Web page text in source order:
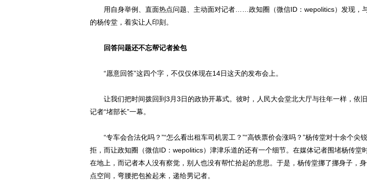
用自身举例、直面热点问题、主动面对记者……政知圈（微信ID：wepolitics）发现，
的杨传堂，着实让人印刻。
回答问题还不忘帮记者捡包
“愿意回答”这四个字，不仅仅体现在14日这天的发布会上。
让我们把时间拨回到3月3日的政协开幕式。彼时，人民大会堂北大厅与往年一样，依
记者“堵部长”一幕。
“专车会合法化吗？”“怎么看出租车司机罢工？”“高铁票价会涨吗？”杨传堂对十余个尖
拒，而让政知圈（微信ID：wepolitics）津津乐道的还有一个细节。在媒体记者围堵杨传堂
在地上，而记者本人没有察觉，别人也没有帮忙拾起的意思。于是，杨传堂挪了挪身子，
点空间，弯腰把包捡起来，递给男记者。